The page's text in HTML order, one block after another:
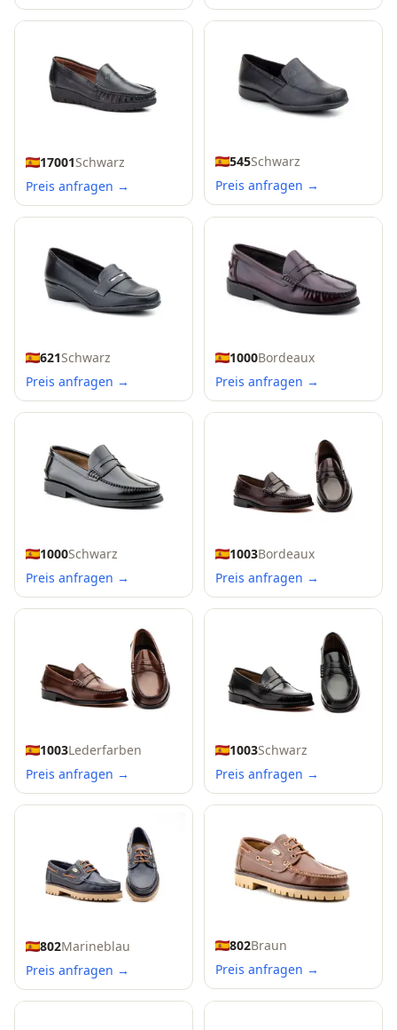
17001Schwarz
Preis anfragen →
545Schwarz
Preis anfragen →
621Schwarz
Preis anfragen →
1000Bordeaux
Preis anfragen →
1000Schwarz
Preis anfragen →
1003Bordeaux
Preis anfragen →
1003Lederfarben
Preis anfragen →
1003Schwarz
Preis anfragen →
802Marineblau
Preis anfragen →
802Braun
Preis anfragen →